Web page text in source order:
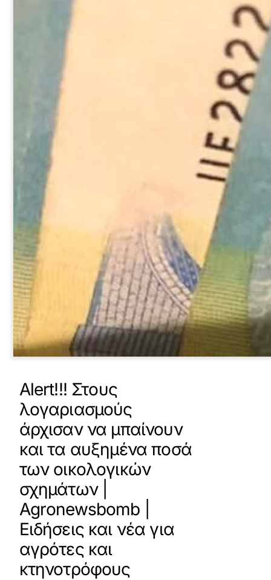
Alert!!! Στους
λογαριασμούς
άρχισαν να μπαίνουν
και τα αυξημένα ποσά
των οικολογικών
σχημάτων |
Agronewsbomb |
Ειδήσεις και νέα για
αγρότες και
κτηνοτρόφους